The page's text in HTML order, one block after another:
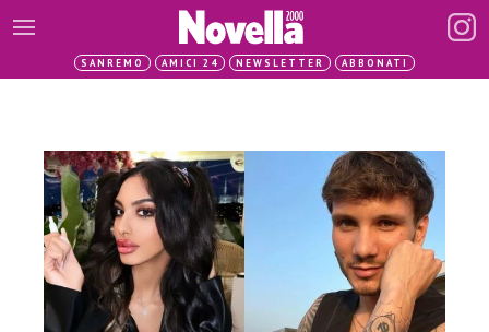
SANREMO AMICI 24 NEWSLETTER ABBONATI